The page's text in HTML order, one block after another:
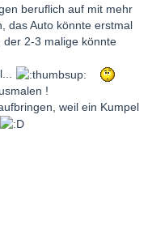
auf Erbschaft
tiefenentspannt
beruflich auf mit mehr
das Auto könnte erstmal
2-3 malige könnte
!
weil ein Kumpel